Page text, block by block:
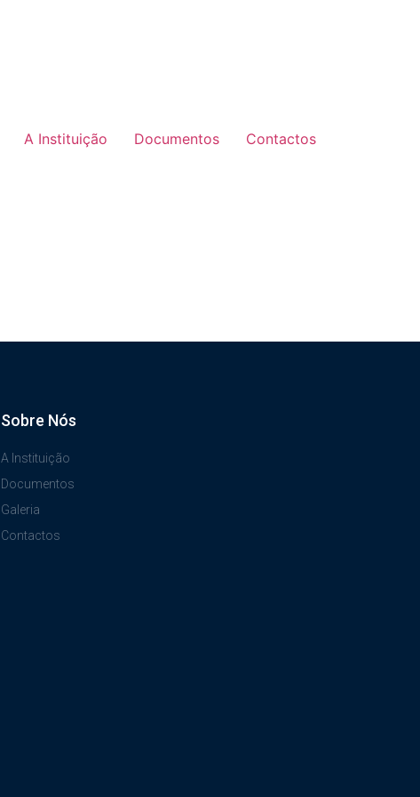
A Instituição Documentos Contactos
Sobre Nós
A Instituição
Documentos
Galeria
Contactos